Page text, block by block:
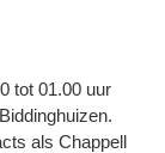
tot 01.00 uur
als Chappell